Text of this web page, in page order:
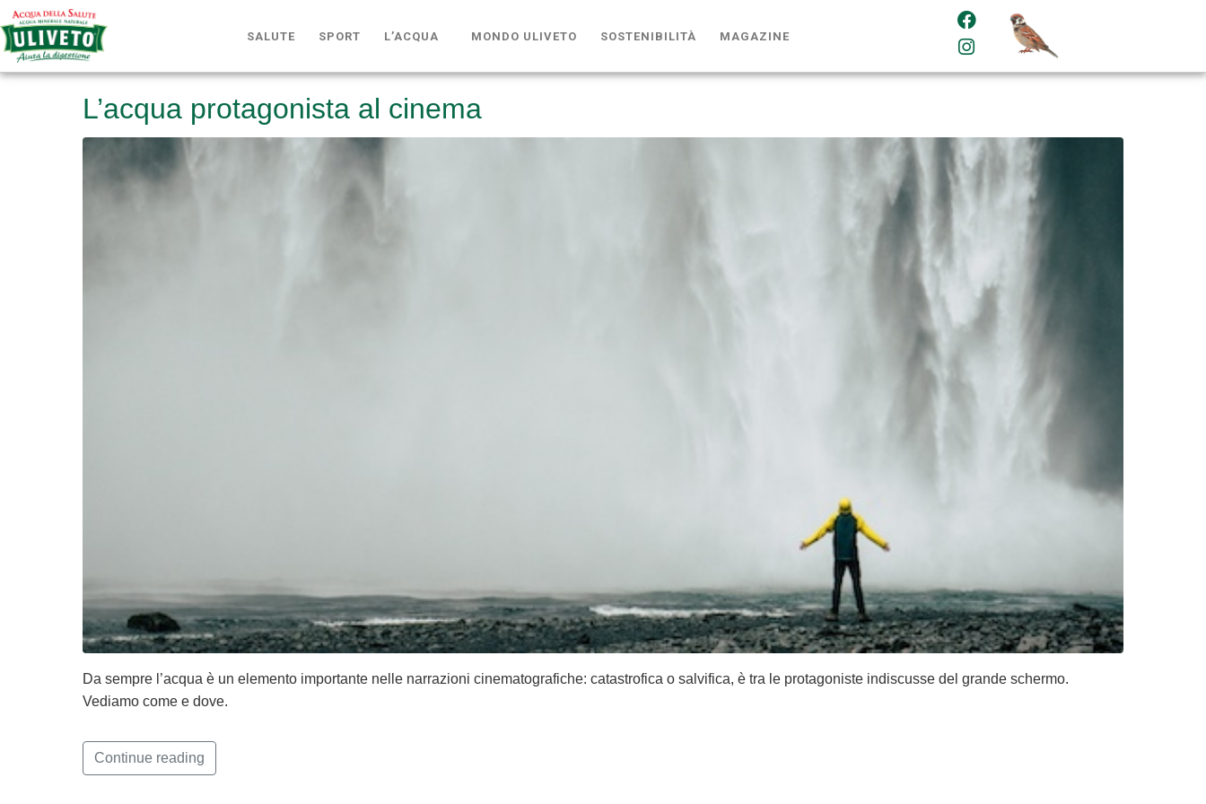
SALUTE SPORT L’ACQUA MONDO ULIVETO SOSTENIBILITÀ MAGAZINE
L’acqua protagonista al cinema
Da sempre l’acqua è un elemento importante nelle narrazioni cinematografiche: catastrofica o salvifica, è tra le protagoniste indiscusse del grande schermo.
Vediamo come e dove.
Continue reading